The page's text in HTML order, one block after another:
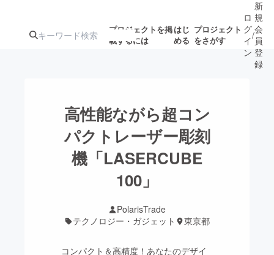
プロジェクトを掲
載するには
はじ
める
プロジェクト
をさがす
注目のリ
ターン
注目の新着プロ
ジェクト
募集終了が近いプ
ロジェクト
アート・写真
ロ
グ
イ
ン
/
新
規
会
員
登
録
高性能ながら超コン
パクトレーザー彫刻
機「LASERCUBE
100」
PolarisTrade
テクノロジー・ガジェット
東京都
コンパクト＆高精度！あなたのデザイ